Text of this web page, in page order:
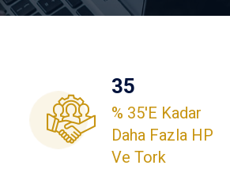
35
% 35'e Kadar
Daha Fazla HP
Ve Tork